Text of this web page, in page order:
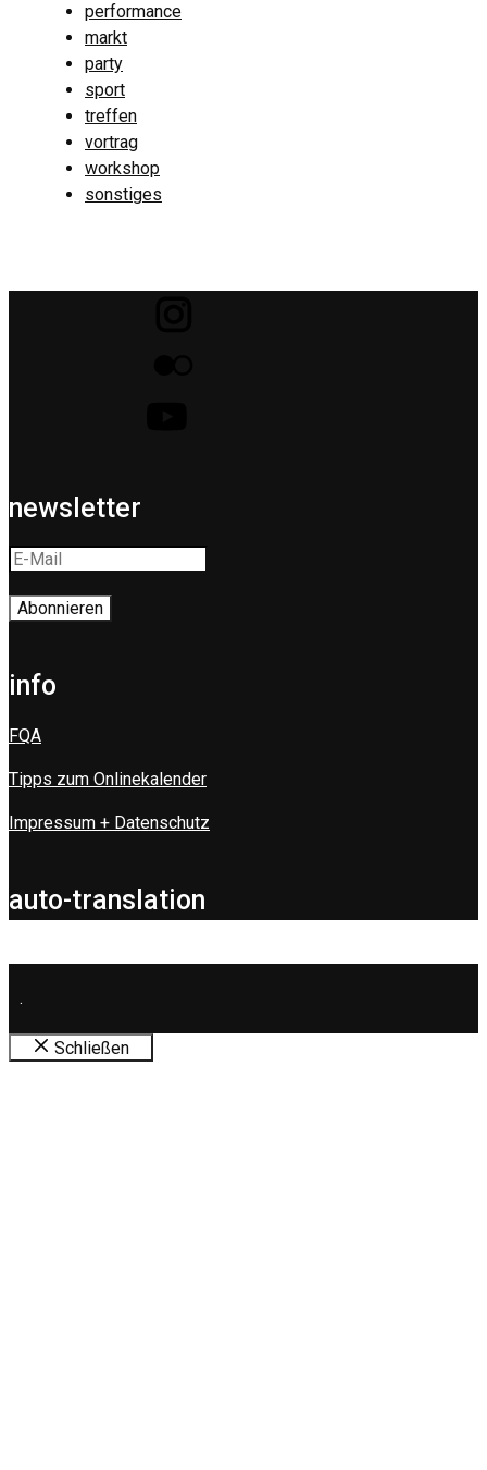
performance
markt
party
sport
treffen
vortrag
workshop
sonstiges
newsletter
info
FQA
Tipps zum Onlinekalender
Impressum + Datenschutz
auto-translation
.
Schließen